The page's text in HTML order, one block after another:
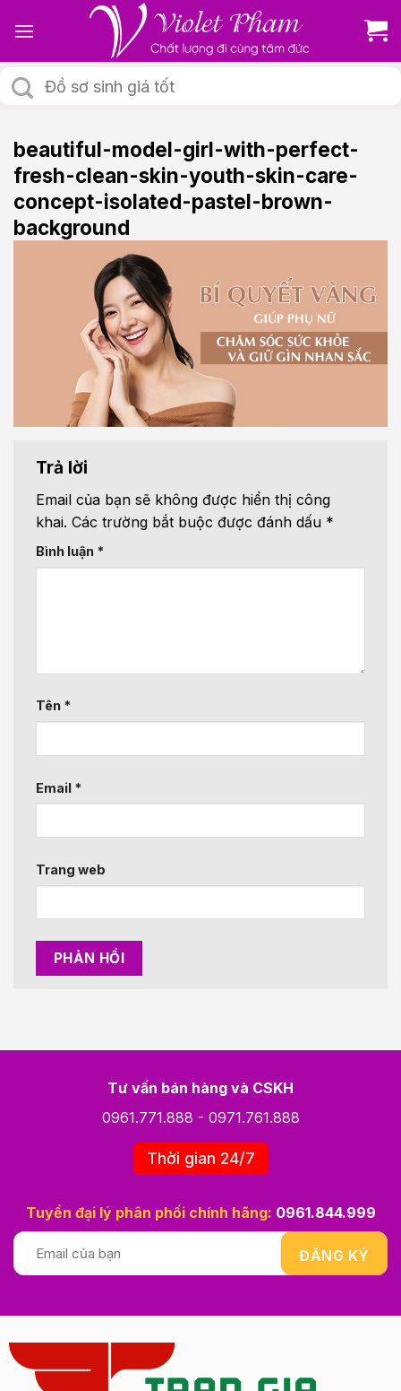
Tìm
kiếm:
beautiful-model-girl-with-perfect-
fresh-clean-skin-youth-skin-care-
concept-isolated-pastel-brown-
background
Trả lời
Email của bạn sẽ không được hiển thị công
khai. Các trường bắt buộc được đánh dấu *
Bình luận *
Tên *
Email *
Trang web
Tư vấn bán hàng và CSKH
0961.771.888 - 0971.761.888
Thời gian 24/7
Tuyển đại lý phân phối chính hãng: 0961.844.999